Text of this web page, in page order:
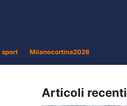
sport Milanocortina2026
Articoli recenti